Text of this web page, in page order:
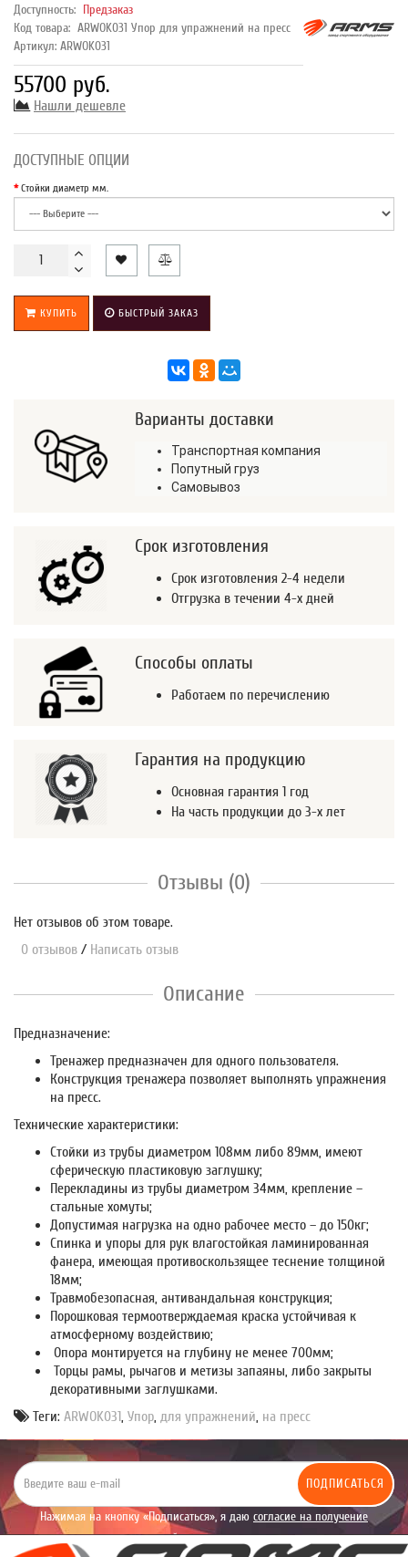
Доступность: Предзаказ
Код товара: ARWOK031 Упор для упражнений на пресс
Артикул: ARWOK031
55700 руб.
Нашли дешевле
ДОСТУПНЫЕ ОПЦИИ
Стойки диаметр мм.
КУПИТЬ БЫСТРЫЙ ЗАКАЗ
Варианты доставки
Транспортная компания
Попутный груз
Самовывоз
Срок изготовления
Срок изготовления 2-4 недели
Отгрузка в течении 4-х дней
Способы оплаты
Работаем по перечислению
Гарантия на продукцию
Основная гарантия 1 год
На часть продукции до 3-х лет
Отзывы (0)
Нет отзывов об этом товаре.
0 отзывов / Написать отзыв
Описание
Предназначение:
Тренажер предназначен для одного пользователя.
Конструкция тренажера позволяет выполнять упражнения
на пресс.
Технические характеристики:
Стойки из трубы диаметром 108мм либо 89мм, имеют
сферическую пластиковую заглушку;
Перекладины из трубы диаметром 34мм, крепление –
стальные хомуты;
Допустимая нагрузка на одно рабочее место – до 150кг;
Спинка и упоры для рук влагостойкая ламинированная
фанера, имеющая противоскользящее теснение толщиной
18мм;
Травмобезопасная, антивандальная конструкция;
Порошковая термоотверждаемая краска устойчивая к
атмосферному воздействию;
Опора монтируется на глубину не менее 700мм;
Торцы рамы, рычагов и метизы запаяны, либо закрыты
декоративными заглушками.
Теги: ARWOK031, Упор, для упражнений, на пресс
ПОДПИСАТЬСЯ
Нажимая на кнопку «Подписаться», я даю согласие на получение
уведомлений рекламного характера.